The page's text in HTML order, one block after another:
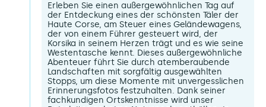
Erleben Sie einen außergewöhnlichen Tag auf
der Entdeckung eines der schönsten Täler der
Haute Corse, am Steuer eines Geländewagens,
der von einem Führer gesteuert wird, der
Korsika in seinem Herzen trägt und es wie seine
Westentasche kennt. Dieses außergewöhnliche
Abenteuer führt Sie durch atemberaubende
Landschaften mit sorgfältig ausgewählten
Stopps, um diese Momente mit unvergesslichen
Erinnerungsfotos festzuhalten. Dank seiner
fachkundigen Ortskenntnisse wird unser